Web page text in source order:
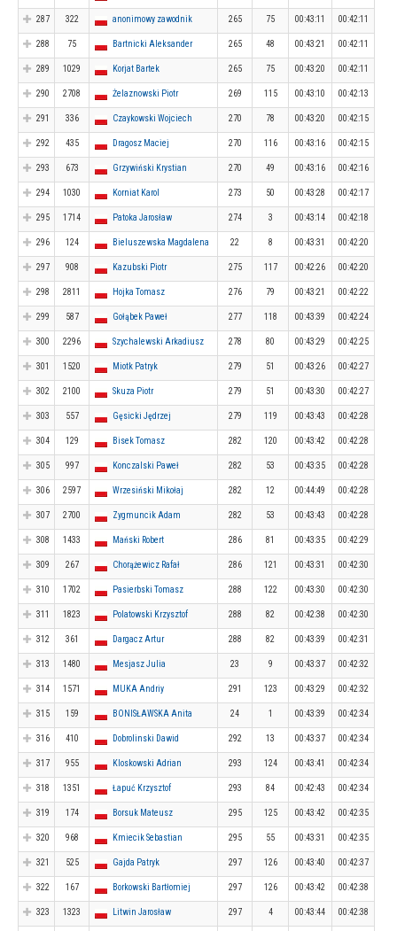
287 322 anonimowy zawodnik 265 75 00:43:11 00:42:11
288 75 Bartnicki Aleksander 265 48 00:43:21 00:42:11
289 1029 Korjat Bartek 265 75 00:43:20 00:42:11
290 2708 Żelaznowski Piotr 269 115 00:43:10 00:42:13
291 336 Czaykowski Wojciech 270 78 00:43:20 00:42:15
292 435 Dragosz Maciej 270 116 00:43:16 00:42:15
293 673 Grzywiński Krystian 270 49 00:43:16 00:42:16
294 1030 Korniat Karol 273 50 00:43:28 00:42:17
295 1714 Patoka Jarosław 274 3 00:43:14 00:42:18
296 124 Bieluszewska Magdalena 22 8 00:43:31 00:42:20
297 908 Kazubski Piotr 275 117 00:42:26 00:42:20
298 2811 Hojka Tomasz 276 79 00:43:21 00:42:22
299 587 Gołąbek Paweł 277 118 00:43:39 00:42:24
300 2296 Szychalewski Arkadiusz 278 80 00:43:29 00:42:25
301 1520 Miotk Patryk 279 51 00:43:26 00:42:27
302 2100 Skuza Piotr 279 51 00:43:30 00:42:27
303 557 Gęsicki Jędrzej 279 119 00:43:43 00:42:28
304 129 Bisek Tomasz 282 120 00:43:42 00:42:28
305 997 Konczalski Paweł 282 53 00:43:35 00:42:28
306 2597 Wrzesiński Mikołaj 282 12 00:44:49 00:42:28
307 2700 Zygmuncik Adam 282 53 00:43:43 00:42:28
308 1433 Mański Robert 286 81 00:43:35 00:42:29
309 267 Chorążewicz Rafał 286 121 00:43:31 00:42:30
310 1702 Pasierbski Tomasz 288 122 00:43:30 00:42:30
311 1823 Polatowski Krzysztof 288 82 00:42:38 00:42:30
312 361 Dargacz Artur 288 82 00:43:39 00:42:31
313 1480 Mesjasz Julia 23 9 00:43:37 00:42:32
314 1571 MUKA Andriy 291 123 00:43:29 00:42:32
315 159 BONISŁAWSKA Anita 24 1 00:43:39 00:42:34
316 410 Dobrolinski Dawid 292 13 00:43:37 00:42:34
317 955 Kloskowski Adrian 293 124 00:43:41 00:42:34
318 1351 Łapuć Krzysztof 293 84 00:42:43 00:42:34
319 174 Borsuk Mateusz 295 125 00:43:42 00:42:35
320 968 Kmiecik Sebastian 295 55 00:43:31 00:42:35
321 525 Gajda Patryk 297 126 00:43:40 00:42:37
322 167 Borkowski Bartłomiej 297 126 00:43:42 00:42:38
323 1323 Litwin Jarosław 297 4 00:43:44 00:42:38